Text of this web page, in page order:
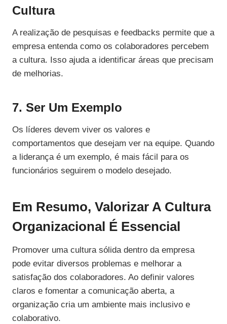
Cultura
A realização de pesquisas e feedbacks permite que a
empresa entenda como os colaboradores percebem
a cultura. Isso ajuda a identificar áreas que precisam
de melhorias.
7. Ser Um Exemplo
Os líderes devem viver os valores e
comportamentos que desejam ver na equipe. Quando
a liderança é um exemplo, é mais fácil para os
funcionários seguirem o modelo desejado.
Em Resumo, Valorizar A Cultura
Organizacional É Essencial
Promover uma cultura sólida dentro da empresa
pode evitar diversos problemas e melhorar a
satisfação dos colaboradores. Ao definir valores
claros e fomentar a comunicação aberta, a
organização cria um ambiente mais inclusivo e
colaborativo.